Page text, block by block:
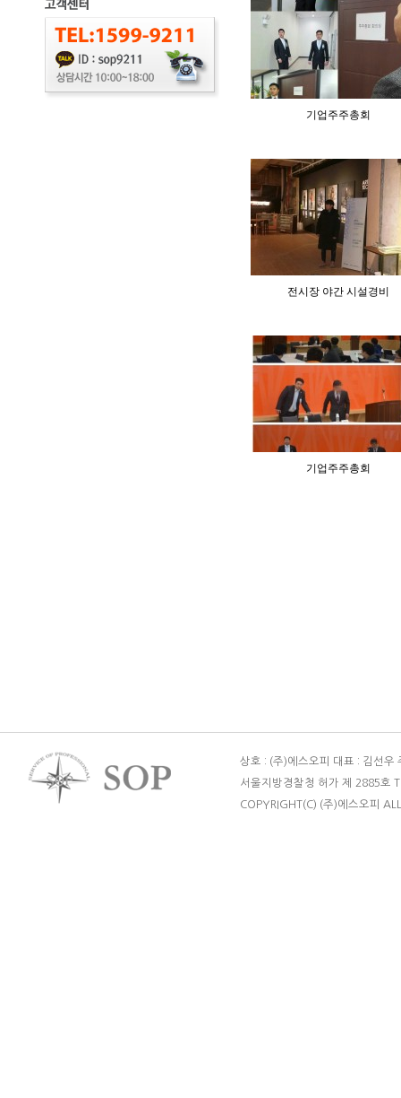
기업주주총회
전시장 야간 시설경비
기업주주총회
상호 : (주)에스오피 대표 : 김선
서울지방경찰청 허가 제 2885호
COPYRIGHT(C) (주)에스오피